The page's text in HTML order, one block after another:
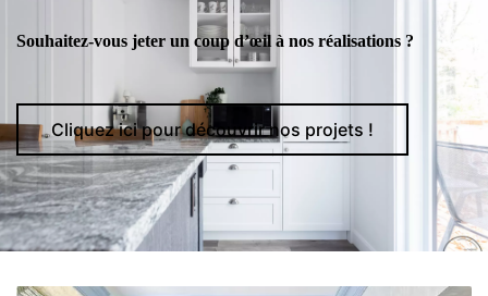
Souhaitez-vous jeter un coup d’œil à nos réalisations ?
Cliquez ici pour découvrir nos projets !